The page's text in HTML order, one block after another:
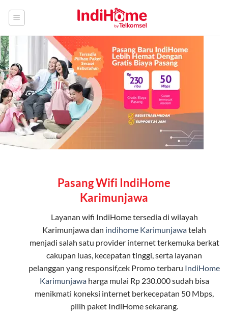
Pasang Wifi IndiHome
Karimunjawa
Layanan wifi IndiHometersedia di wilayah
Karimunjawa dan indihome Karimunjawatelah
menjadi salah satu provider internet terkemuka berkat
cakupan luas, kecepatan tinggi, serta layanan
pelanggan yang responsif,cek Promo terbaru IndiHome
Karimunjawaharga mulai Rp 230.000 sudah bisa
menikmati koneksi internet berkecepatan 50 Mbps,
pilih paket IndiHomesekarang.